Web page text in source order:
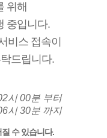
위해
중입니다.
비스 접속이
드립니다.
시 00분 부터
시 30분 까지
수 있습니다.